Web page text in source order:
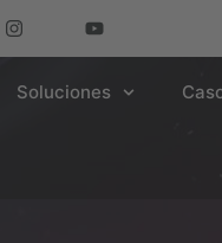
Soluciones